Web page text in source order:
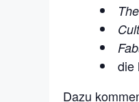
die
Dazu